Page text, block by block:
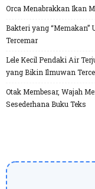
Orca Menabrakkan Ikan
Bakteri yang
Tercemar
Lele Kecil Pendaki Air
yang Bikin Ilmuwan
Otak Membesar, Wajah
Sesederhana Buku Teks